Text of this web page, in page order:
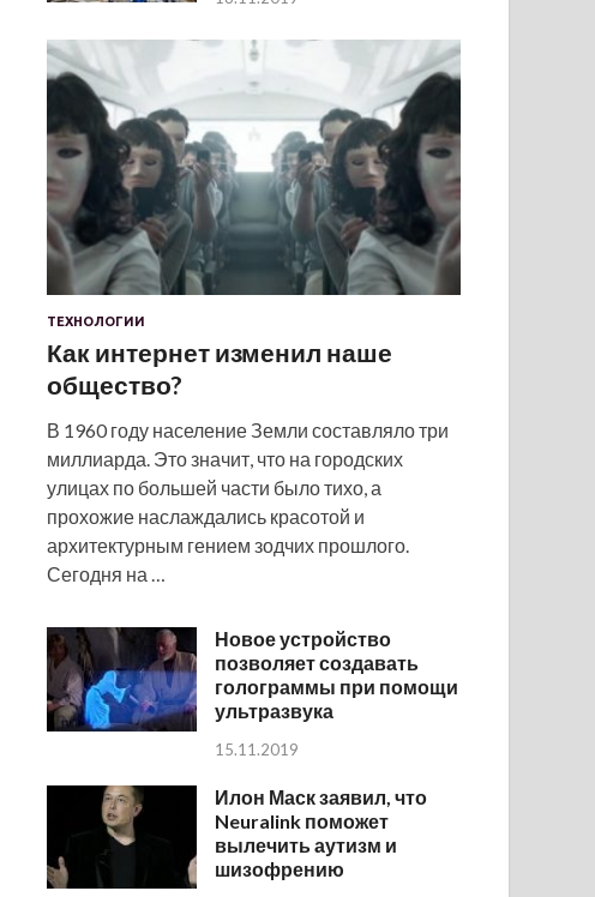
ТЕХНОЛОГИИ
Как интернет изменил наше
общество?
В 1960 году население Земли составляло три
миллиарда. Это значит, что на городских
улицах по большей части было тихо, а
прохожие наслаждались красотой и
архитектурным гением зодчих прошлого.
Сегодня на …
Новое устройство
позволяет создавать
голограммы при помощи
ультразвука
15.11.2019
Илон Маск заявил, что
Neuralink поможет
вылечить аутизм и
шизофрению